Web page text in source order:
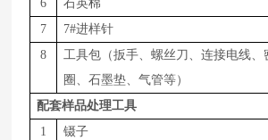
6 石英棉
7
7#进样针
8
工具包（扳手、螺丝刀、连接电线、
圈、石墨垫、气管等）
配套样品处理工具
1
镊子